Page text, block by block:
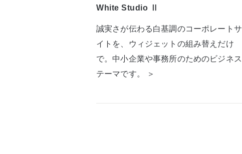
White Studio Ⅱ
誠実さが伝わる白基調のコーポレートサ
イトを、ウィジェットの組み替えだけ
で。中小企業や事務所のためのビジネス
テーマです。 ＞